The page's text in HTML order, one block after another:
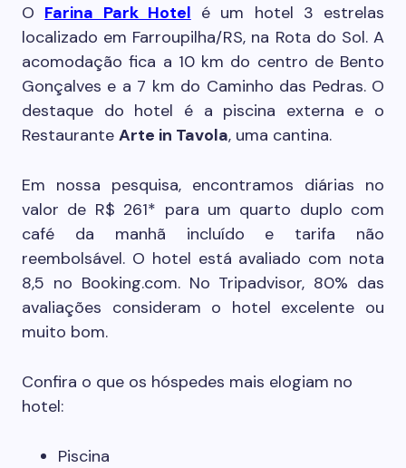
O Farina Park Hotel é um hotel 3 estrelas
localizado em Farroupilha/RS, na Rota do Sol. A
acomodação fica a 10 km do centro de Bento
Gonçalves e a 7 km do Caminho das Pedras. O
destaque do hotel é a piscina externa e o
Restaurante Arte in Tavola, uma cantina.
Em nossa pesquisa, encontramos diárias no
valor de R$ 261* para um quarto duplo com
café da manhã incluído e tarifa não
reembolsável. O hotel está avaliado com nota
8,5 no Booking.com. No Tripadvisor, 80% das
avaliações consideram o hotel excelente ou
muito bom.
Confira o que os hóspedes mais elogiam no
hotel:
Piscina